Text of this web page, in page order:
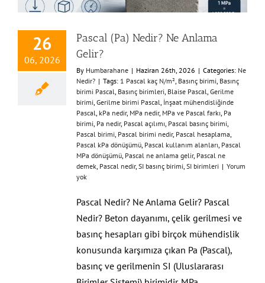
26
06, 2026
Pascal (Pa) Nedir? Ne Anlama
Gelir?
By Humbarahane | Haziran 26th, 2026 | Categories: Ne
Nedir? | Tags: 1 Pascal kaç N/m² Basınç birimi Basınç
birimi Pascal Basınç birimleri Blaise Pascal Gerilme
birimi Gerilme birimi Pascal İnşaat mühendisliğinde
Pascal kPa nedir, MPa nedir, MPa ve Pascal farkı Pa
birimi Pa nedir, Pascal açılımı Pascal basınç birimi
Pascal birimi Pascal birimi nedir, Pascal hesaplama
Pascal kPa dönüşümü Pascal kullanım alanları Pascal
MPa dönüşümü Pascal ne anlama gelir, Pascal ne
demek Pascal nedir, SI basınç birimi SI birimleri | Yorum
yok
Pascal Nedir? Ne Anlama Gelir? Pascal
Nedir? Beton dayanımı, çelik gerilmesi ve
basınç hesapları gibi birçok mühendislik
konusunda karşımıza çıkan Pa (Pascal),
basınç ve gerilmenin SI (Uluslararası